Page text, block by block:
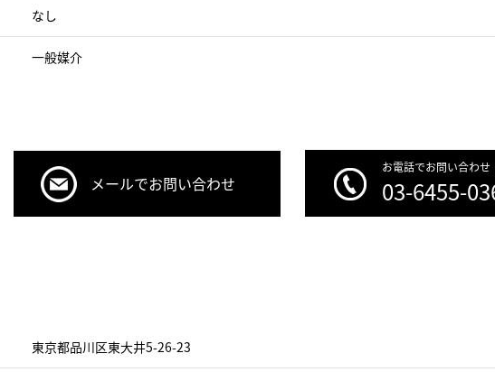
なし
一般媒介
メールでお問い合わせ
お電話でお問い合わせ
03-6455-
東京都品川区東大井5-26-23